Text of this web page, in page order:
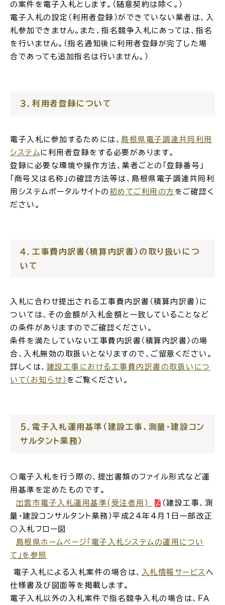
高齢者・介護 病気・ケガ
目的から探す
届出・手続・申請
ごみ・リサイクル
各種相談窓口 担当窓口
ライフライン
公共施設
便利なサービス
くらしの便利情報 子育て便利帳
ごみ出しおたすけア
各種申請書・様式ダ
の案件を電子入札とします。（随意契約は除く。）
電子入札の設定（利用者登録）ができていない業者は、入
札参加できません。また、指名競争入札にあっては、指名
を行いません。（指名通知後に利用者登録が完了した場
合であっても追加指名は行いません。）
３．利用者登録について
電子入札に参加するためには、 島根県電子調達共同利用
システムに利用者登録をする必要があります。
登録に必要な環境や操作方法、業者ごとの「登録番号」
「商号又は名称」の確認方法等は、島根県電子調達共同利
用システムポータルサイトの 初めてご利用の方 をご確認く
ださい。
４．工事費内訳書（積算内訳書）の取り扱いにつ
いて
入札に合わせ提出される 工事費内訳書 （積算内訳書）に
ついて は、その金額が入札金額と一致していることなど
の条件がありますのでご確認ください。
条件を満たしていない工事費内訳書（積算内訳書）の場
合、入札無効の取扱いとなりますので、ご留意ください。
詳しくは、 建設工事における工事費内訳書の取扱いにつ
いて（お知らせ） をご覧ください。
５．電子入札運用基準（建設工事、測量・建設コン
サルタント業務）
○電子入札を行う際の、提出書類のファイル形式など運
用基準を定めたものです。
出雲市電子入札運用基準( 受注者用 )
（建設工事、測
量・建設コンサルタント業務）平成24年4 月 1 日一部改正
○入札フロー図
島根県ホームページ 「 電子入札システムの運用につい
て」を参照
電子入札による入札案件の場合は、 入札情報サー ビス へ
仕様書及び図面等を掲載します。
電子入札以外の入札案件で指名競争入札の場合は、ＦＡ